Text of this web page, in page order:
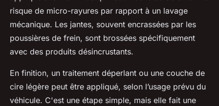
risque de micro-rayures par rapport à un lavage
mécanique. Les jantes, souvent encrassées par les
poussières de frein, sont brossées spécifiquement
avec des produits désincrustants.
En finition, un traitement déperlant ou une couche de
cire légère peut être appliqué, selon l’usage prévu du
véhicule. C'est une étape simple, mais elle fait une